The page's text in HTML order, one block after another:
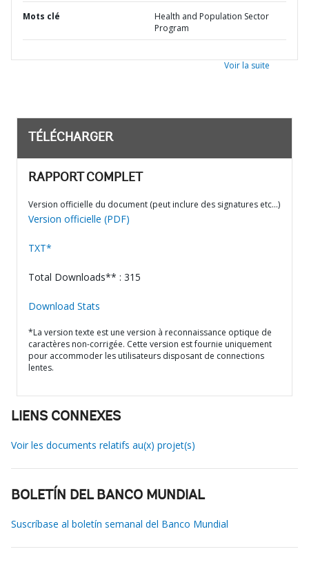
Mots clé
Health and Population Sector
Program
Voir la suite
TÉLÉCHARGER
RAPPORT COMPLET
Version officielle du document (peut inclure des signatures etc…)
Version officielle (PDF)
TXT*
Total Downloads** : 315
Download Stats
*La version texte est une version à reconnaissance optique de
caractères non-corrigée. Cette version est fournie uniquement
pour accommoder les utilisateurs disposant de connections
lentes.
LIENS CONNEXES
Voir les documents relatifs au(x) projet(s)
BOLETÍN DEL BANCO MUNDIAL
Suscríbase al boletín semanal del Banco Mundial